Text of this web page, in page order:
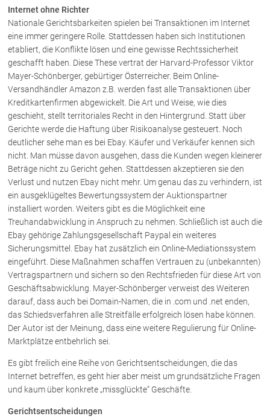
Mag. Patrick Piccolruaz
Dr. Roland Piccolruaz †
Mag. Raphaela Klotz
Rechtsnews
Publikationen
Paragraphen & Mehr
Medien
Vorarlberg Online
NOVUM
Fachliteratur
FAQ
Unternehmensnachfolge in der
Familie
Wichtige Vertragsklauseln bei Kauf-
und Übergabeverträgen
Check dein Recht/Erbrecht
Checklisten: Haus-, Wohnungs- und
Grundstückkauf
Checkliste: Immobilienertragssteuer
Checkliste: Mietvertrag
Internet ohne Richter
Nationale Gerichtsbarkeiten spielen bei Transaktionen im Internet
eine immer geringere Rolle. Stattdessen haben sich Institutionen
etabliert, die Konflikte lösen und eine gewisse Rechtssicherheit
geschafft haben. Diese These vertrat der Harvard-Professor Viktor
Mayer-Schönberger, gebürtiger Österreicher. Beim Online-
Versandhändler Amazon z.B. werden fast alle Transaktionen über
Kreditkartenfirmen abgewickelt. Die Art und Weise, wie dies
geschieht, stellt territoriales Recht in den Hintergrund. Statt über
Gerichte werde die Haftung über Risikoanalyse gesteuert. Noch
deutlicher sehe man es bei Ebay. Käufer und Verkäufer kennen sich
nicht. Man müsse davon ausgehen, dass die Kunden wegen kleinerer
Beträge nicht zu Gericht gehen. Stattdessen akzeptieren sie den
Verlust und nutzen Ebay nicht mehr. Um genau das zu verhindern, ist
ein ausgeklügeltes Bewertungssystem der Auktionspartner
installiert worden. Weiters gibt es die Möglichkeit eine
Treuhandabwicklung in Anspruch zu nehmen. Schließlich ist auch die
Ebay gehörige Zahlungsgesellschaft Paypal ein weiteres
Sicherungsmittel. Ebay hat zusätzlich ein Online-Mediationssystem
eingeführt. Diese Maßnahmen schaffen Vertrauen zu (unbekannten)
Vertragspartnern und sichern so den Rechtsfrieden für diese Art von
Geschäftsabwicklung. Mayer-Schönberger verweist des Weiteren
darauf, dass auch bei Domain-Namen, die in .com und .net enden,
das Schiedsverfahren alle Streitfälle erfolgreich lösen habe können.
Der Autor ist der Meinung, dass eine weitere Regulierung für Online-
Marktplätze entbehrlich sei.
Es gibt freilich eine Reihe von Gerichtsentscheidungen, die das
Internet betreffen, es geht hier aber meist um grundsätzliche Fragen
und kaum über konkrete „missglückte“ Geschäfte.
Gerichtsentscheidungen